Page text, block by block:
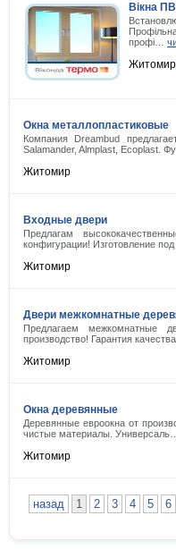
Вікна
профі…
Житомир
Окна металлопластиковые
Компания Dreambud
Salamander, Almplast, Ecoplast.
Житомир
Входные двери
Предлагам
конфигурации! Изготовление
Житомир
Двери межкомнатные
Предлагаем межкомнатные
производство! Гарантия
Житомир
Окна деревянные
Деревянные евроокна от
чистые материалы. Универсаль…
Житомир
назад 1 2 3 4 5 6